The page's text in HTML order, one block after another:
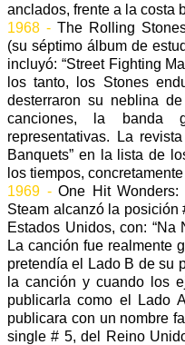
anclados, frente a la costa
1968 - The Rolling
(su séptimo álbum de
incluyó: “Street Fighting
los tanto, los Stones
desterraron su neblina
canciones, la banda
representativas. La
Banquets” en la lista de
los tiempos,
1969 -One Hit Wonders:
Steam alcanzó la
Estados Unidos, con: “Na
La canción fue realmente
pretendía el Lado B de su
la canción y cuando los
publicarla como el Lado
publicara con un nombre
single # 5, del Reino